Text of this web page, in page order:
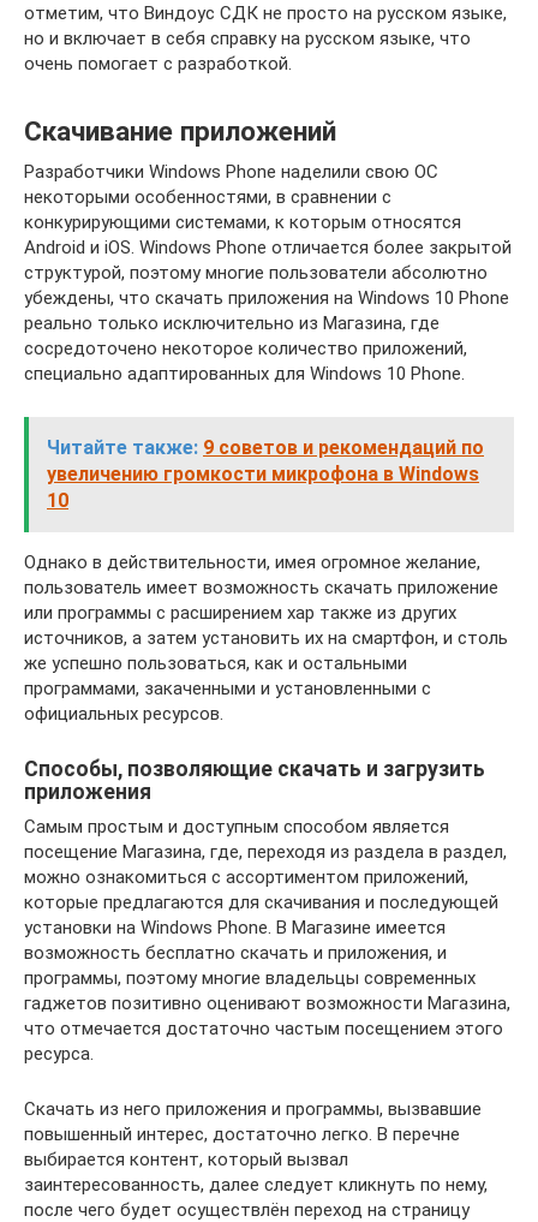
отметим, что Виндоус СДК не просто на русском языке,
но и включает в себя справку на русском языке, что
очень помогает с разработкой.
Скачивание приложений
Разработчики Windows Phone наделили свою ОС
некоторыми особенностями, в сравнении с
конкурирующими системами, к которым относятся
Android и iOS. Windows Phone отличается более закрытой
структурой, поэтому многие пользователи абсолютно
убеждены, что скачать приложения на Windows 10 Phone
реально только исключительно из Магазина, где
сосредоточено некоторое количество приложений,
специально адаптированных для Windows 10 Phone.
Читайте также: 9 советов и рекомендаций по
увеличению громкости микрофона в Windows
10
Однако в действительности, имея огромное желание,
пользователь имеет возможность скачать приложение
или программы с расширением xap также из других
источников, а затем установить их на смартфон, и столь
же успешно пользоваться, как и остальными
программами, закаченными и установленными с
официальных ресурсов.
Способы, позволяющие скачать и загрузить
приложения
Самым простым и доступным способом является
посещение Магазина, где, переходя из раздела в раздел,
можно ознакомиться с ассортиментом приложений,
которые предлагаются для скачивания и последующей
установки на Windows Phone. В Магазине имеется
возможность бесплатно скачать и приложения, и
программы, поэтому многие владельцы современных
гаджетов позитивно оценивают возможности Магазина,
что отмечается достаточно частым посещением этого
ресурса.
Скачать из него приложения и программы, вызвавшие
повышенный интерес, достаточно легко. В перечне
выбирается контент, который вызвал
заинтересованность, далее следует кликнуть по нему,
после чего будет осуществлён переход на страницу